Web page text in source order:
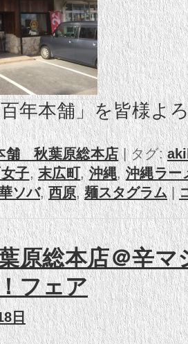
年本舗」を皆様よ
舗 秋葉原総本店 |タグ:
子,末広町,沖縄,沖縄ラー
ソバ,西原,麺スタグラム |
原総本店＠辛マ
フェア
日